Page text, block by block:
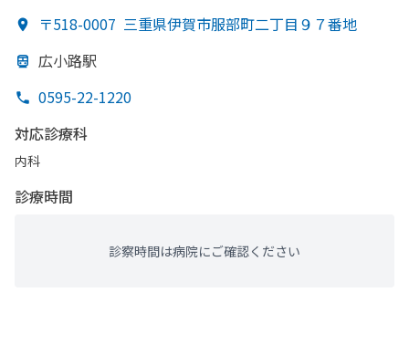
〒518-0007 三重県伊賀市服部町二丁目９７番地
広小路駅
0595-22-1220
対応診療科
内科
診療時間
診察時間は病院にご確認ください